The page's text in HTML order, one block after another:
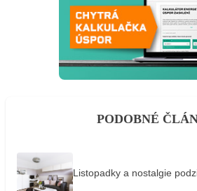
PODOBNÉ
Listopadky a nostalgie